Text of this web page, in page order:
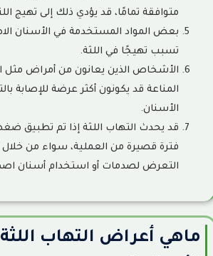
متوافقة تمامًا، قد يؤدي ذلك إلى تهيج
بعض المواد المستخدمة في الأسنان
تسبب تهيجًا في اللثة.
الأشخاص الذين يعانون من أمراض
المناعة قد يكونون أكثر عرضة للإصابة
الأسنان.
قد يحدث التهاب اللثة إذا تم تطبيق
فترة قصيرة من العملية، سواء من
التعرض لصدمات أو استخدام أسنان
ماهي أعراض التهاب